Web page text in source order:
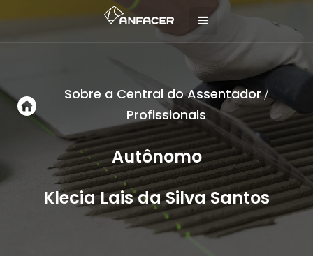
Sobre a Central do Assentador/
Profissionais
Autônomo
Klecia Lais da Silva Santos